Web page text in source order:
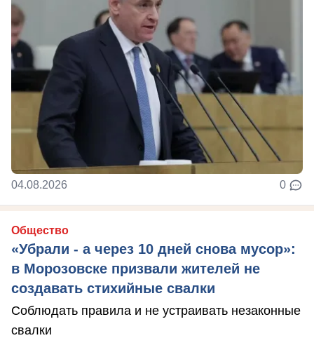
04.08.2026 0
Общество
«Убрали - а через 10 дней снова мусор»:
в Морозовске призвали жителей не
создавать стихийные свалки
Соблюдать правила и не устраивать незаконные
свалки